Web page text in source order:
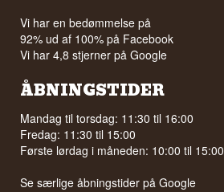
Vi har en bedømmelse på
92% ud af 100% på Facebook
Vi har 4,8 stjerner på Google
ÅBNINGSTIDER
Mandag til torsdag: 11:30 til 16:00
Fredag: 11:30 til 15:00
Første lørdag i måneden: 10:00 til 15:00
Se særlige åbningstider påGoogle